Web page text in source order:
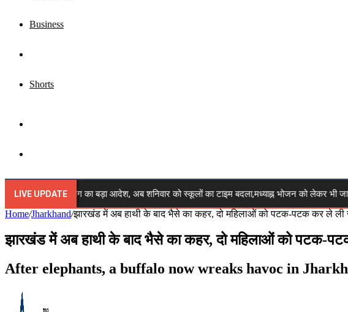
Business
Shorts
for
LIVE UPDATE
ब्रेकिंग: शिक्षा विभाग का बड़ा आदेश, अब शनिवार को स्कूलों का टाइम बदला,मध्याह्न भोजन को लेकर भी
Home/Jharkhand/झारखंड में अब हाथी के बाद भैसे का कहर, दो महिलाओं को पटक-पटक कर ले ली
झारखंड में अब हाथी के बाद भैसे का कहर, दो महिलाओं को पटक-
After elephants, a buffalo now wreaks havoc in